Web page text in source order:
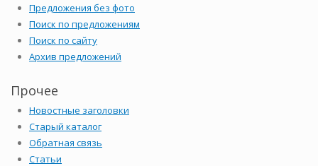
Предложения без фото
Поиск по предложениям
Поиск по сайту
Архив предложений
Прочее
Новостные заголовки
Старый каталог
Обратная связь
Статьи